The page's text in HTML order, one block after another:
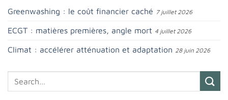
Greenwashing : le coût financier caché 7 juillet 2026
ECGT : matières premières, angle mort 4 juillet 2026
Climat : accélérer atténuation et adaptation 28 juin 2026